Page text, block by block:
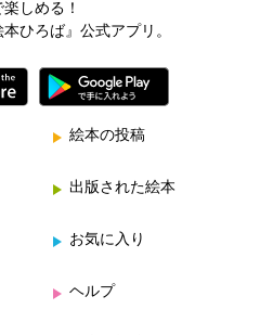
しめる！
本ひろば』公式アプリ。
絵本の投稿
出版された絵本
お気に入り
ヘルプ